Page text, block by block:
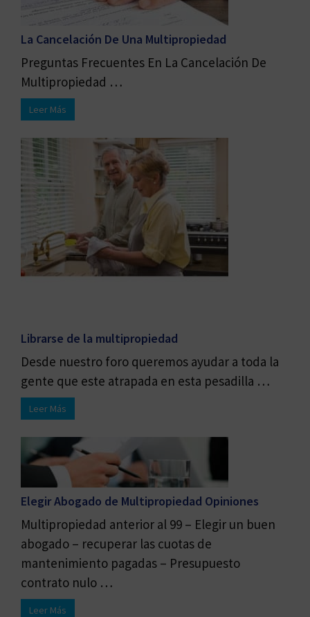
La Cancelación De Una Multipropiedad
Preguntas Frecuentes En La Cancelación De
Multipropiedad …
Leer Más
Librarse de la multipropiedad
Desde nuestro foro queremos ayudar a toda la
gente que este atrapada en esta pesadilla …
Leer Más
Elegir Abogado de Multipropiedad Opiniones
Multipropiedad anterior al 99 – Elegir un buen
abogado – recuperar las cuotas de
mantenimiento pagadas – Presupuesto
contrato nulo …
Leer Más